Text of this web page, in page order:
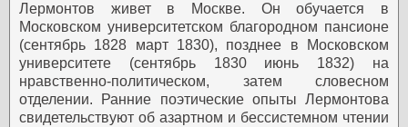
Лермонтов живет в Москве. Он обучается в
Московском университетском благородном пансионе
(сентябрь 1828 март 1830), позднее в Московском
университете (сентябрь 1830 июнь 1832) на
нравственно-политическом, затем словесном
отделении.
Ранние поэтические опыты Лермонтова
свидетельствуют об азартном и бессистемном чтении